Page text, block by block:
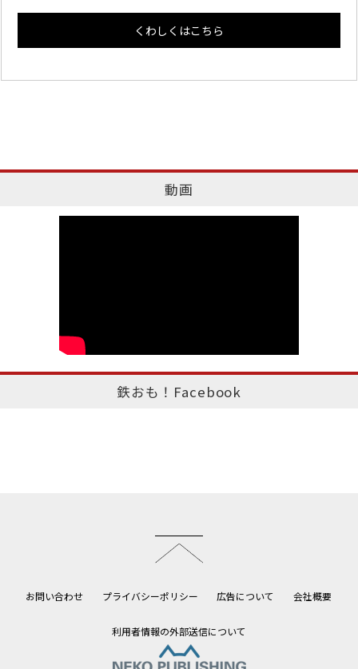
くわしくはこちら
動画
鉄おも！Facebook
お問い合わせ プライバシーポリシー 広告について 会社概要
利用者情報の外部送信について